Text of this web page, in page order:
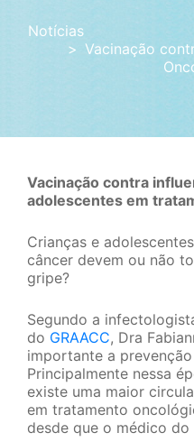
Notícias
Vacinação
Vacinação contra
adolescentes em
Crianças e
câncer devem ou não
gripe?
Segundo a
do GRAACC, Dra
importante a
Principalmente nessa
existe uma maior
em tratamento
desde que o médico